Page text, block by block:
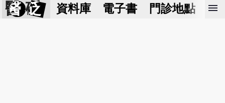
醫 砭 資料庫 電子書 門診地點 預
menu